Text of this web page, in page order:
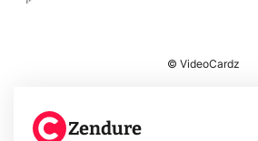
© VideoCardz
Zendure